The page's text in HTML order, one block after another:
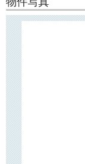
文京区千駄木2丁目に
千代田線「千駄木」
その他南北線「東大
オートロック・防犯
敷地内ごみ置き場も
周辺にはスーパーマ
ございますので日々
近くには「根津神社